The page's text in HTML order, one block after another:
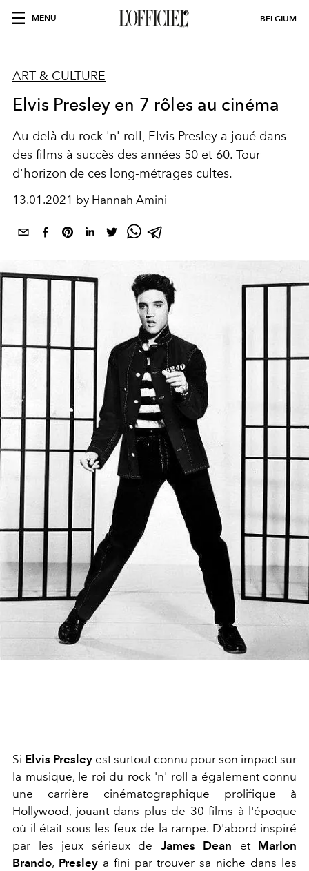
MENU BELGIUM
ART & CULTURE
Elvis Presley en 7 rôles au cinéma
Au-delà du rock 'n' roll, Elvis Presley a joué dans
des films à succès des années 50 et 60. Tour
d'horizon de ces long-métrages cultes.
13.01.2021 by Hannah Amini
Si Elvis Presley est surtout connu pour son impact sur
la musique, le roi du rock 'n' roll a également connu
une carrière cinématographique prolifique à
Hollywood, jouant dans plus de 30 films à l'époque
où il était sous les feux de la rampe. D'abord inspiré
par les jeux sérieux de James Dean et Marlon
Brando, Presleya fini par trouver sa niche dans les